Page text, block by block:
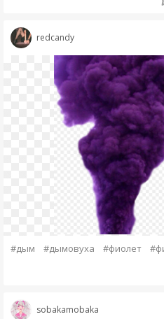
redcandy
#дым #дымовуха #фиолет
sobakamobaka